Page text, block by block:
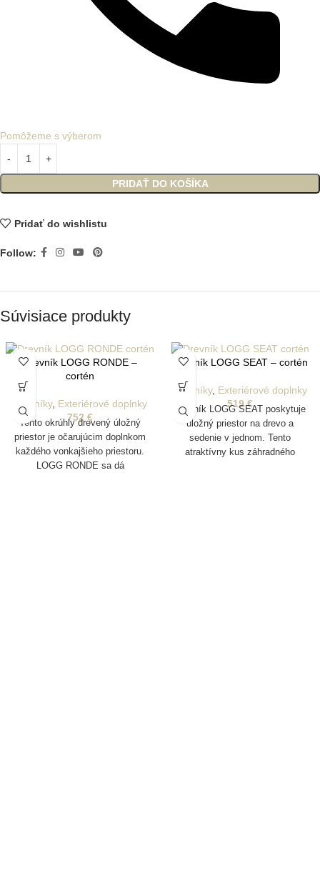
PRIDAŤ DO KOŠÍKA
Pomôžeme s výberom
Pridať do wishlistu
Follow:
Súvisiace produkty
Drevník LOGG RONDE –
cortén
Drevníky, Exteriérové doplnky
752 €
Tento okrúhly drevený úložný
priestor je očarujúcim doplnkom
každého vonkajšieho priestoru.
LOGG RONDE sa dá
Drevník LOGG SEAT – cortén
Drevníky, Exteriérové doplnky
519€
Drevník LOGG SEAT poskytuje
úložný priestor na drevo a
sedenie v jednom. Tento
atraktívny kus záhradného